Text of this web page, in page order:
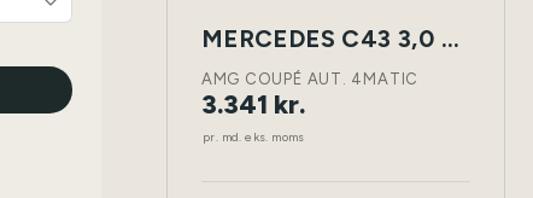
LEASING
NY
BENZIN TØNDER
MERCEDES C43 3,0 2D
AMG COUPÉ AUT. 4MATIC
3.341 kr.
pr. md. eks. moms